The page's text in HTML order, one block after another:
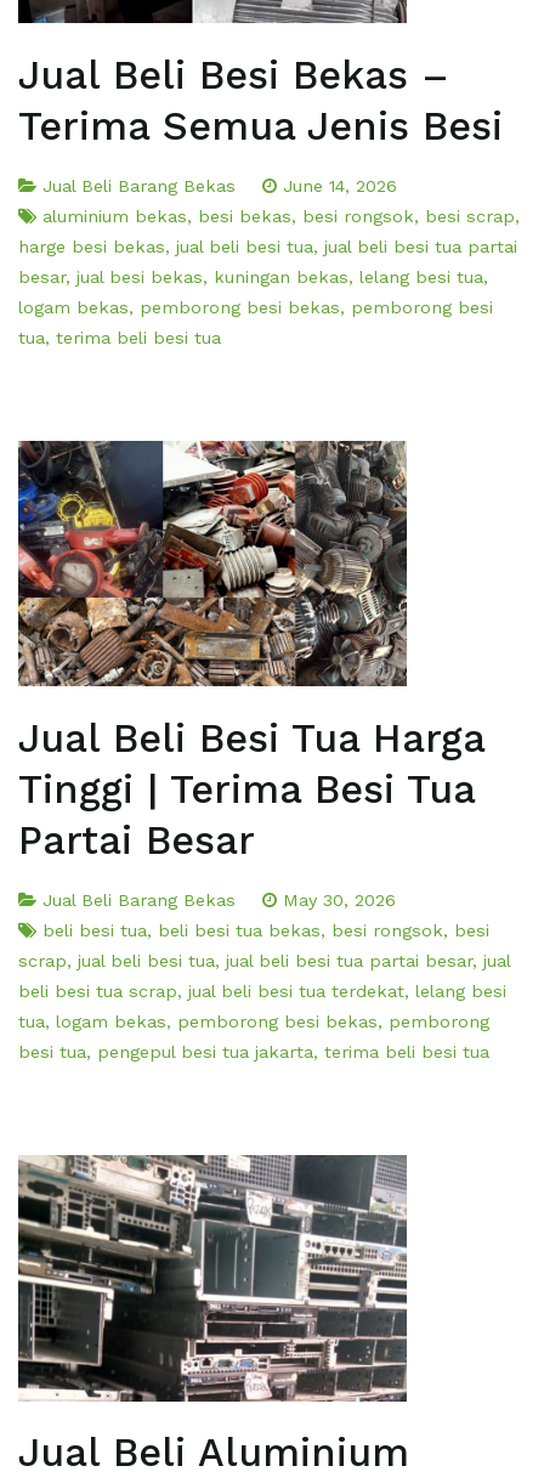
Jual Beli Besi Bekas –
Terima Semua Jenis Besi
Jual Beli Barang Bekas
June 14, 2026
aluminium bekas, besi bekas, besi rongsok, besi scrap,
harge besi bekas, jual beli besi tua, jual beli besi tua partai
besar, jual besi bekas, kuningan bekas, lelang besi tua,
logam bekas, pemborong besi bekas, pemborong besi
tua, terima beli besi tua
Jual Beli Besi Tua Harga
Tinggi | Terima Besi Tua
Partai Besar
Jual Beli Barang Bekas
May 30, 2026
beli besi tua, beli besi tua bekas, besi rongsok, besi
scrap, jual beli besi tua, jual beli besi tua partai besar, jual
beli besi tua scrap, jual beli besi tua terdekat, lelang besi
tua, logam bekas, pemborong besi bekas, pemborong
besi tua, pengepul besi tua jakarta, terima beli besi tua
Jual Beli Aluminium